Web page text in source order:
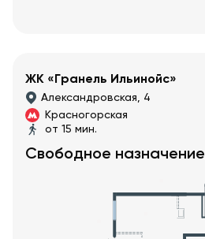
ЖК «Гранель Ильинойс»
Александровская, 4
Красногорская
от 15 мин.
Свободное назначение